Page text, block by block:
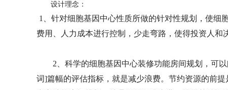
设计理念 ：
1、针对细胞基因中心性质所做的针对性规划，使细
费用、人力成本进行控制，少走弯路，使得投资人和
2、 科学的细胞基因中心装修功能房间规划，可
词]篇幅的评估指标，就是减少浪费。节约资源的前